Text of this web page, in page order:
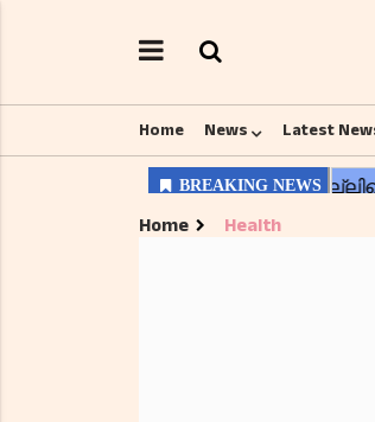
Home News Latest
Home Health